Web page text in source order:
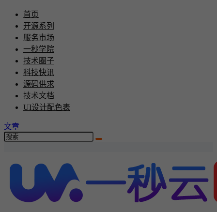
首页
开源系列
服务市场
一秒学院
技术圈子
科技快讯
源码供求
技术文档
UI设计配色表
文章